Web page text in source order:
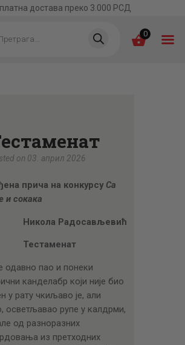
достава преко 3.000 РСД
0
ОД
on 03. април 2026
прича на конкурсу Са
и сокака
Никола Радосављевић
Тестаменат
одавно пао и понеки
канделабр који није био
у рату чкиљаво је, али
осветљавао рупе у калдрми,
од разноразних
из претходних